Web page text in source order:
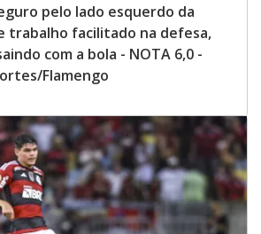
pelo lado esquerdo da
trabalho facilitado na defesa,
com a bola - NOTA 6,0 -
Flamengo